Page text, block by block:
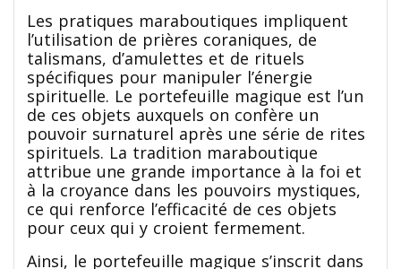
Les pratiques maraboutiques impliquent
l’utilisation de prières coraniques, de
talismans, d’amulettes et de rituels
spécifiques pour manipuler l’énergie
spirituelle. Le portefeuille magique est l’un
de ces objets auxquels on confère un
pouvoir surnaturel après une série de rites
spirituels. La tradition maraboutique
attribue une grande importance à la foi et
à la croyance dans les pouvoirs mystiques,
ce qui renforce l’efficacité de ces objets
pour ceux qui y croient fermement.
Ainsi, le portefeuille magique s’inscrit dans